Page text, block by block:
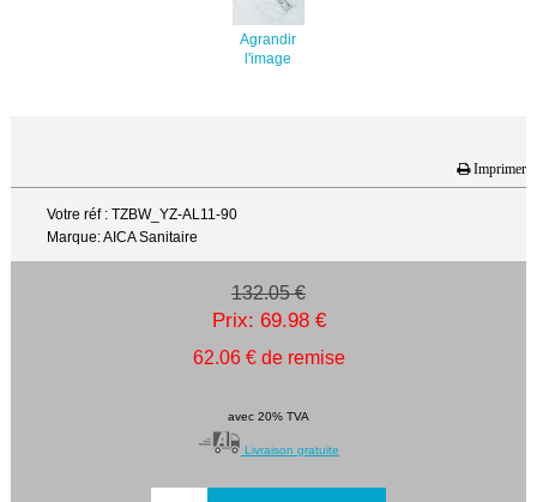
Agrandir
l'image
Imprimer
Votre réf : TZBW_YZ-AL11-90
Marque: AICA Sanitaire
132.05 €
Prix: 69.98 €
62.06 € de remise
avec 20% TVA
Livraison gratuite